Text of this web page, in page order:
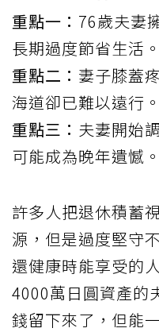
重點一： 76歲夫妻
長期過度節省生活。
重點二： 妻子膝蓋
海道卻已難以遠行。
重點三： 夫妻開始
可能成為晚年遺憾。
許多人把退休積蓄
源，但是過度堅守
還健康時能享受的
4000萬日圓資產的
錢留下來了，但能